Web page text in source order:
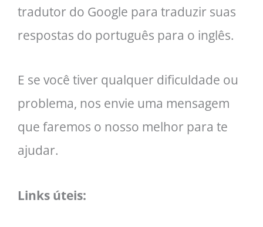
tradutor do Google para traduzir suas
respostas do português para o inglês.
E se você tiver qualquer dificuldade ou
problema, nos envie uma mensagem
que faremos o nosso melhor para te
ajudar.
Links úteis: